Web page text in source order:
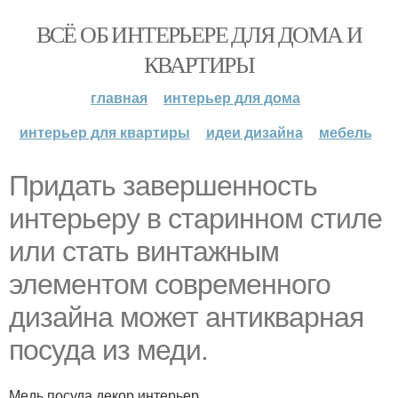
ВСЁ ОБ ИНТЕРЬЕРЕ ДЛЯ ДОМА И
КВАРТИРЫ
главная
интерьер для дома
интерьер для квартиры
идеи дизайна мебель
Придать завершенность
интерьеру в старинном стиле
или стать винтажным
элементом современного
дизайна может антикварная
посуда из меди.